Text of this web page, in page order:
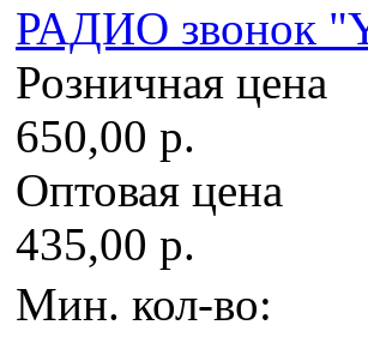
РАДИО звонок
Розничная цена
650,00 р.
Оптовая цена
435,00 р.
Мин. кол-во: